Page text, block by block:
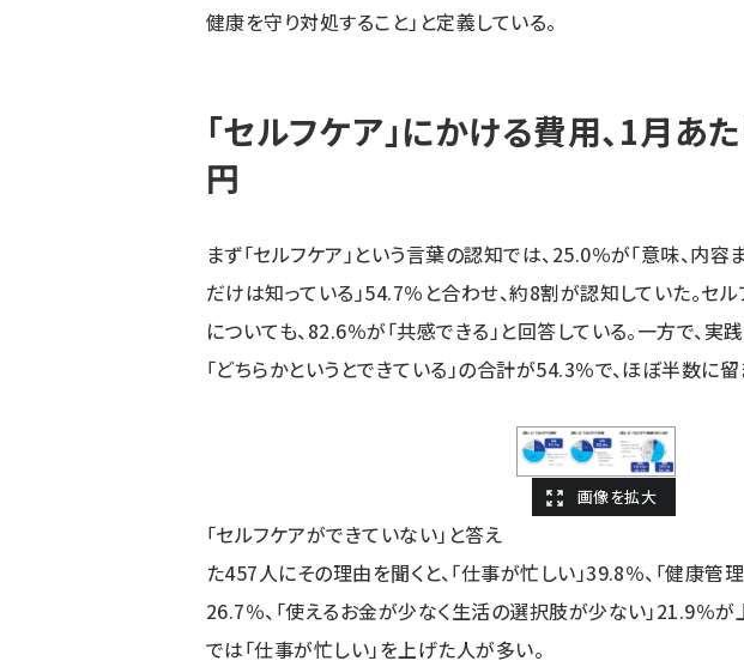
健康を守り対処すること」と定義している。
「セルフケア」にかける費用、1月あ
円
まず「セルフケア」という言葉の認知では、25.0％が「意味、内容
だけは知っている」54.7％と合わせ、約8割が認知していた。セ
についても、82.6％が「共感できる」と回答している。一方で、実
「どちらかというとできている」の合計が54.3％で、ほぼ半数に留
「セルフケアができていない」と答え
た457人にその理由を聞くと、「仕事が忙しい」39.8％、「健康管
26.7％、「使えるお金が少なく生活の選択肢が少ない」21.9％が
では「仕事が忙しい」を上げた人が多い。